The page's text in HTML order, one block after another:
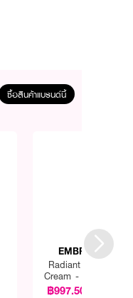
ซื้อสินค้าแบรนด์นี้
EMBRYOLISSE
Radiant Complexion
Cream - Apricot
฿997.50